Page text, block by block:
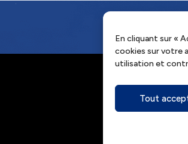
En cliquant sur «
cookies sur votre
utilisation et
Tout